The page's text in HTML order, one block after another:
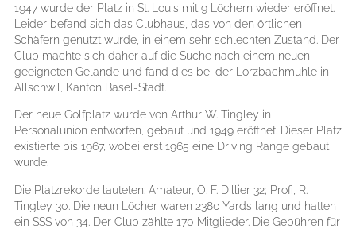
1947 wurde der Platz in St. Louis mit 9 Löchern wieder eröffnet.
Leider befand sich das Clubhaus, das von den örtlichen
Schäfern genutzt wurde, in einem sehr schlechten Zustand. Der
Club machte sich daher auf die Suche nach einem neuen
geeigneten Gelände und fand dies bei der Lörzbachmühle in
Allschwil, Kanton Basel-Stadt.
Der neue Golfplatz wurde von Arthur W. Tingley in
Personalunion entworfen, gebaut und 1949 eröffnet. Dieser Platz
existierte bis 1967, wobei erst 1965 eine Driving Range gebaut
wurde.
Die Platzrekorde lauteten: Amateur, O. F. Dillier 32; Profi, R.
Tingley 30. Die neun Löcher waren 2380 Yards lang und hatten
ein SSS von 34. Der Club zählte 170 Mitglieder. Die Gebühren für